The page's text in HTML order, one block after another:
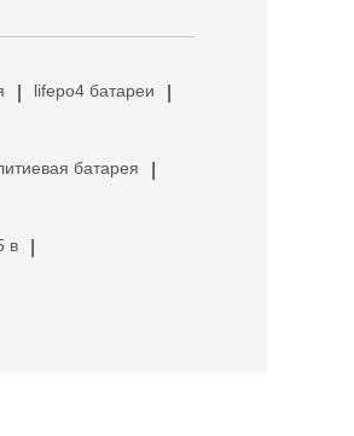
lifepo4 батареи
батарея
в